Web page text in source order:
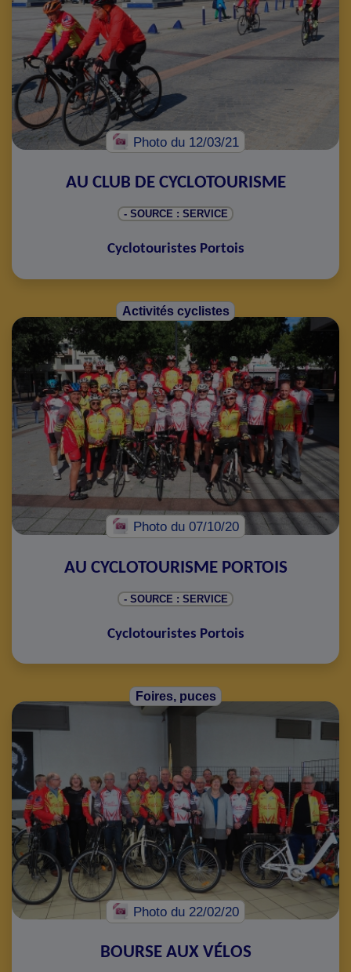
Photo du 12/03/21
AU CLUB DE CYCLOTOURISME
- SOURCE : SERVICE
Cyclotouristes Portois
Activités cyclistes
Photo du 07/10/20
AU CYCLOTOURISME PORTOIS
- SOURCE : SERVICE
Cyclotouristes Portois
Foires, puces
Photo du 22/02/20
BOURSE AUX VÉLOS